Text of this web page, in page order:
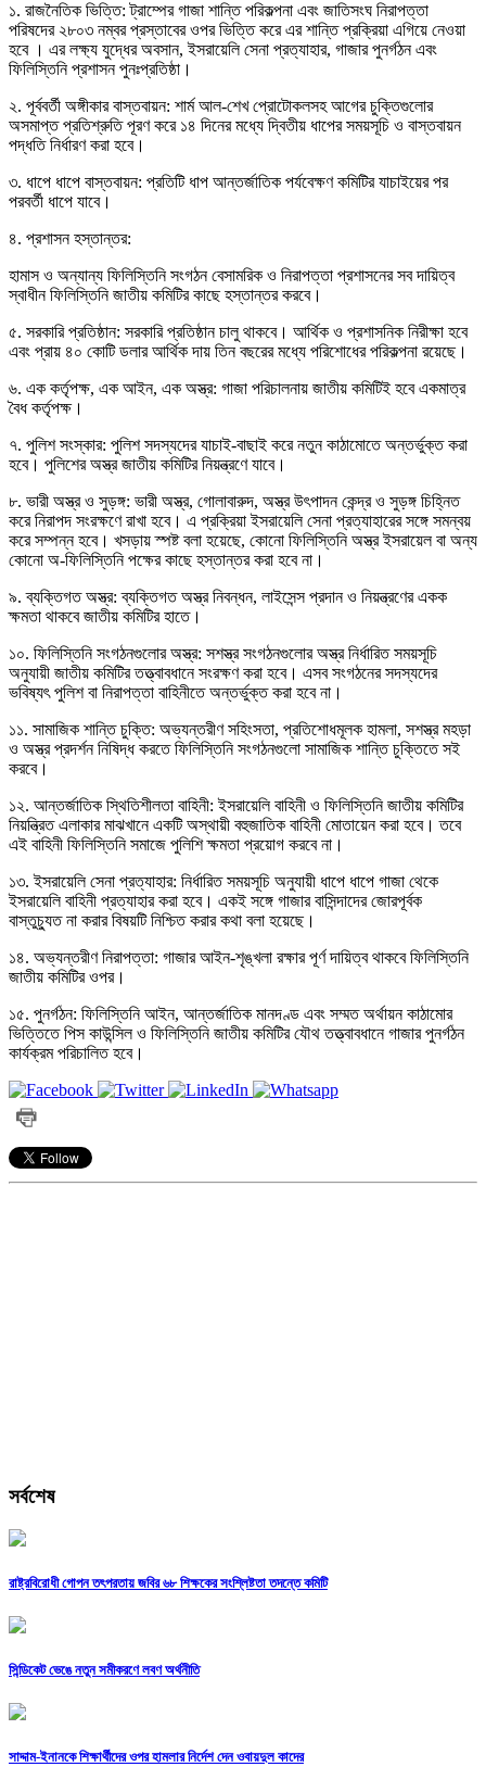
১. রাজনৈতিক ভিত্তি: ট্রাম্পের গাজা শান্তি পরিকল্পনা এবং জাতিসংঘ নিরাপত্তা
পরিষদের ২৮০৩ নম্বর প্রস্তাবের ওপর ভিত্তি করে এর শান্তি প্রক্রিয়া এগিয়ে নেওয়া
হবে । এর লক্ষ্য যুদ্ধের অবসান, ইসরায়েলি সেনা প্রত্যাহার, গাজার পুনর্গঠন এবং
ফিলিস্তিনি প্রশাসন পুনঃপ্রতিষ্ঠা।
২. পূর্ববর্তী অঙ্গীকার বাস্তবায়ন: শার্ম আল-শেখ প্রোটোকলসহ আগের চুক্তিগুলোর
অসমাপ্ত প্রতিশ্রুতি পূরণ করে ১৪ দিনের মধ্যে দ্বিতীয় ধাপের সময়সূচি ও বাস্তবায়ন
পদ্ধতি নির্ধারণ করা হবে।
৩. ধাপে ধাপে বাস্তবায়ন: প্রতিটি ধাপ আন্তর্জাতিক পর্যবেক্ষণ কমিটির যাচাইয়ের পর
পরবর্তী ধাপে যাবে।
৪. প্রশাসন হস্তান্তর:
হামাস ও অন্যান্য ফিলিস্তিনি সংগঠন বেসামরিক ও নিরাপত্তা প্রশাসনের সব দায়িত্ব
স্বাধীন ফিলিস্তিনি জাতীয় কমিটির কাছে হস্তান্তর করবে।
৫. সরকারি প্রতিষ্ঠান: সরকারি প্রতিষ্ঠান চালু থাকবে। আর্থিক ও প্রশাসনিক নিরীক্ষা হবে
এবং প্রায় ৪০ কোটি ডলার আর্থিক দায় তিন বছরের মধ্যে পরিশোধের পরিকল্পনা রয়েছে।
৬. এক কর্তৃপক্ষ, এক আইন, এক অস্ত্র: গাজা পরিচালনায় জাতীয় কমিটিই হবে একমাত্র
বৈধ কর্তৃপক্ষ।
৭. পুলিশ সংস্কার: পুলিশ সদস্যদের যাচাই-বাছাই করে নতুন কাঠামোতে অন্তর্ভুক্ত করা
হবে। পুলিশের অস্ত্র জাতীয় কমিটির নিয়ন্ত্রণে যাবে।
৮. ভারী অস্ত্র ও সুড়ঙ্গ: ভারী অস্ত্র, গোলাবারুদ, অস্ত্র উৎপাদন কেন্দ্র ও সুড়ঙ্গ চিহ্নিত
করে নিরাপদ সংরক্ষণে রাখা হবে। এ প্রক্রিয়া ইসরায়েলি সেনা প্রত্যাহারের সঙ্গে সমন্বয়
করে সম্পন্ন হবে। খসড়ায় স্পষ্ট বলা হয়েছে, কোনো ফিলিস্তিনি অস্ত্র ইসরায়েল বা অন্য
কোনো অ-ফিলিস্তিনি পক্ষের কাছে হস্তান্তর করা হবে না।
৯. ব্যক্তিগত অস্ত্র: ব্যক্তিগত অস্ত্র নিবন্ধন, লাইসেন্স প্রদান ও নিয়ন্ত্রণের একক
ক্ষমতা থাকবে জাতীয় কমিটির হাতে।
১০. ফিলিস্তিনি সংগঠনগুলোর অস্ত্র: সশস্ত্র সংগঠনগুলোর অস্ত্র নির্ধারিত সময়সূচি
অনুযায়ী জাতীয় কমিটির তত্ত্বাবধানে সংরক্ষণ করা হবে। এসব সংগঠনের সদস্যদের
ভবিষ্যৎ পুলিশ বা নিরাপত্তা বাহিনীতে অন্তর্ভুক্ত করা হবে না।
১১. সামাজিক শান্তি চুক্তি: অভ্যন্তরীণ সহিংসতা, প্রতিশোধমূলক হামলা, সশস্ত্র মহড়া
ও অস্ত্র প্রদর্শন নিষিদ্ধ করতে ফিলিস্তিনি সংগঠনগুলো সামাজিক শান্তি চুক্তিতে সই
করবে।
১২. আন্তর্জাতিক স্থিতিশীলতা বাহিনী: ইসরায়েলি বাহিনী ও ফিলিস্তিনি জাতীয় কমিটির
নিয়ন্ত্রিত এলাকার মাঝখানে একটি অস্থায়ী বহুজাতিক বাহিনী মোতায়েন করা হবে। তবে
এই বাহিনী ফিলিস্তিনি সমাজে পুলিশি ক্ষমতা প্রয়োগ করবে না।
১৩. ইসরায়েলি সেনা প্রত্যাহার: নির্ধারিত সময়সূচি অনুযায়ী ধাপে ধাপে গাজা থেকে
ইসরায়েলি বাহিনী প্রত্যাহার করা হবে। একই সঙ্গে গাজার বাসিন্দাদের জোরপূর্বক
বাস্তুচ্যুত না করার বিষয়টি নিশ্চিত করার কথা বলা হয়েছে।
১৪. অভ্যন্তরীণ নিরাপত্তা: গাজার আইন-শৃঙ্খলা রক্ষার পূর্ণ দায়িত্ব থাকবে ফিলিস্তিনি
জাতীয় কমিটির ওপর।
১৫. পুনর্গঠন: ফিলিস্তিনি আইন, আন্তর্জাতিক মানদণ্ড এবং সম্মত অর্থায়ন কাঠামোর
ভিত্তিতে পিস কাউন্সিল ও ফিলিস্তিনি জাতীয় কমিটির যৌথ তত্ত্বাবধানে গাজার পুনর্গঠন
কার্যক্রম পরিচালিত হবে।
সর্বশেষ
রাষ্ট্রবিরোধী গোপন তৎপরতায় জবির ৬৮ শিক্ষকের সংশ্লিষ্টতা তদন্তে কমিটি
সিন্ডিকেট ভেঙে নতুন সমীকরণে লবণ অর্থনীতি
সাদ্দাম-ইনানকে শিক্ষার্থীদের ওপর হামলার নির্দেশ দেন ওবায়দুল কাদের